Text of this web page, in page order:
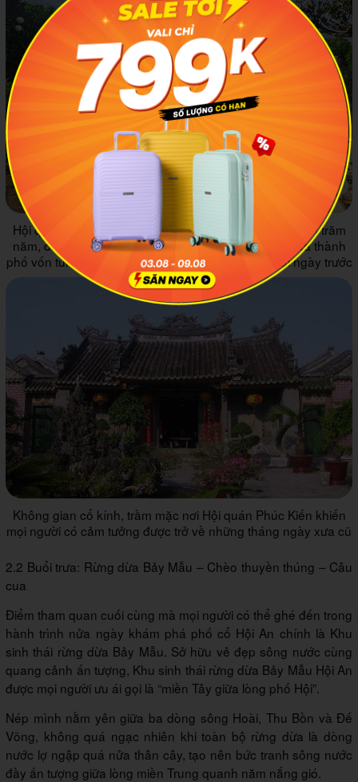
Hội quán Phúc Kiến là công trình có tuổi đời ngót nghét trăm
năm, đã song hành cùng bao biến động, đổi thay của thành
phố vốn từng là thương cảng tấp nập tàu bè qua lại ngày trước
Không gian cổ kính, trầm mặc nơi Hội quán Phúc Kiến khiến
mọi người có cảm tưởng được trở về những tháng ngày xưa cũ
2.2 Buổi trưa: Rừng dừa Bảy Mẫu – Chèo thuyền thúng – Câu
cua
Điểm tham quan cuối cùng mà mọi người có thể ghé đến trong
hành trình nửa ngày khám phá phố cổ Hội An chính là Khu
sinh thái rừng dừa Bảy Mẫu. Sở hữu vẻ đẹp sông nước cùng
quang cảnh ấn tượng, Khu sinh thái rừng dừa Bảy Mẫu Hội An
được mọi người ưu ái gọi là “miền Tây giữa lòng phố Hội”.
Nép mình nằm yên giữa ba dòng sông Hoài, Thu Bồn và Đế
Võng, không quá ngạc nhiên khi toàn bộ rừng dừa là dòng
nước lợ ngập quá nửa thân cây, tạo nên bức tranh sông nước
đầy ấn tượng giữa lòng miền Trung quanh năm nắng gió.